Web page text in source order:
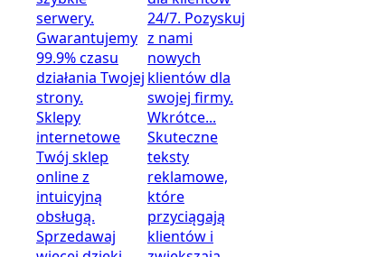
serwery.
Gwarantujemy
99.9% czasu
działania Twojej
strony.
Sklepy
internetowe
Twój sklep
online z
intuicyjną
obsługą.
Sprzedawaj
24/7. Pozyskuj
z nami
nowych
klientów dla
swojej firmy.
Wkrótce...
Skuteczne
teksty
reklamowe,
które
przyciągają
klientów i